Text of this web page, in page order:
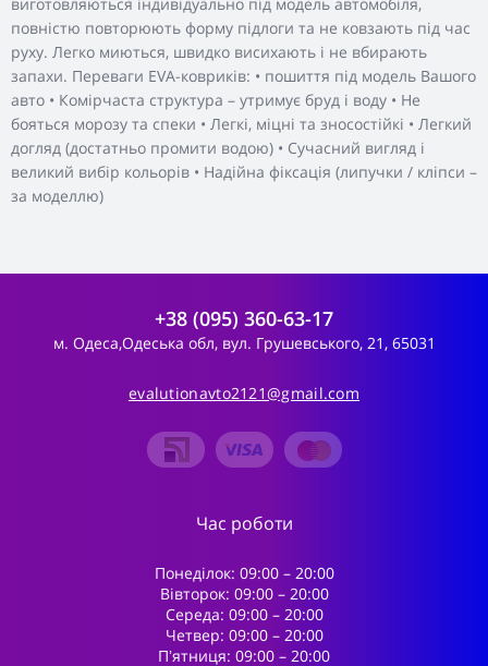
повністю повторюють форму підлоги та не ковзають під час
руху. Легко миються, швидко висихають і не вбирають
запахи. Переваги EVA-ковриків: • пошиття під модель Вашого
авто • Комірчаста структура – утримує бруд і воду • Не
бояться морозу та спеки • Легкі, міцні та зносостійкі • Легкий
догляд (достатньо промити водою) • Сучасний вигляд і
великий вибір кольорів • Надійна фіксація (липучки / кліпси –
за моделлю)
+38 (095) 360-63-17
м. Одеса,Одеська обл, вул. Грушевського, 21, 65031
evalutionavto2121@gmail.com
Час роботи
Понеділок: 09:00 – 20:00
Вівторок: 09:00 – 20:00
Середа: 09:00 – 20:00
Четвер: 09:00 – 20:00
Пʼятниця: 09:00 – 20:00